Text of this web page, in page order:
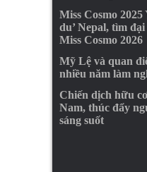
Miss Cosmo
du’ Nepal, tìm
Miss Cosmo 2026
Mỹ Lệ và quan
nhiều năm làm
Chiến dịch hữu
Nam, thúc đẩy
sáng suốt